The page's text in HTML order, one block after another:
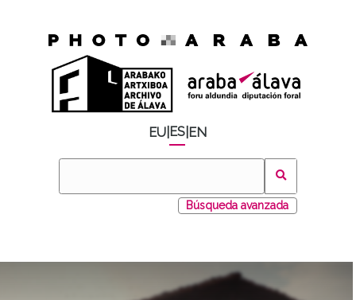
EU ES EN
Búsqueda avanzada